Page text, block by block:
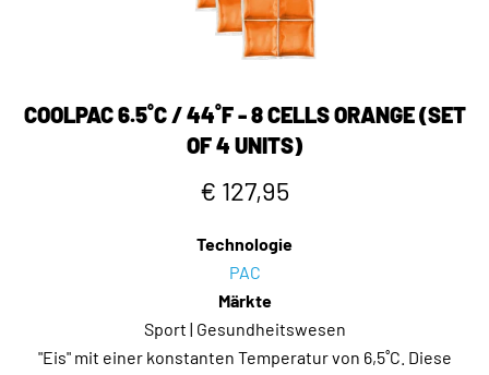
COOLPAC 6.5˚C / 44˚F - 8 CELLS ORANGE (SET
OF 4 UNITS)
€ 127,95
Technologie
PAC
Märkte
Sport | Gesundheitswesen
"Eis" mit einer konstanten Temperatur von 6,5˚C. Diese